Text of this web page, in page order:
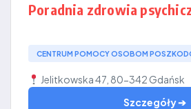
Poradnia zdrowia
CENTRUM POMOCY OSOBOM
Jelitkowska 47, 80-342 Gdańsk
Szczegóły ➔